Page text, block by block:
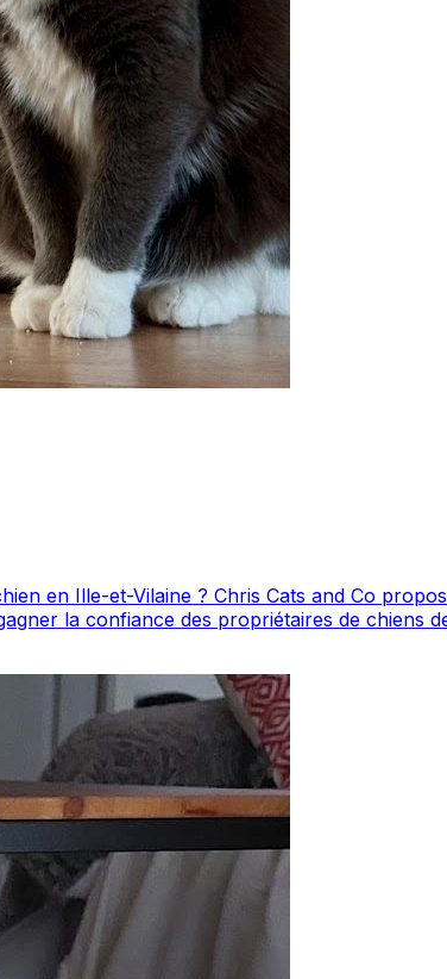
Ille-et-Vilaine ? Chris Cats and Co propose ses
de chiens de la région. N'hésitez pas à